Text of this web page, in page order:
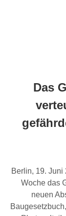
Das
Berlin, 19.
Woche das
neuen